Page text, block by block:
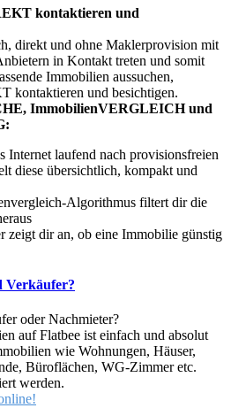
kontaktieren und
direkt und ohne Maklerprovision mit
in Kontakt treten und somit
Immobilien aussuchen,
kontaktieren und besichtigen.
ImmobilienVERGLEICH und
Internet laufend nach provisionsfreien
diese übersichtlich, kompakt und
Algorithmus filtert dir die
zeigt dir an, ob eine Immobilie günstig
Verkäufer?
oder Nachmieter?
auf Flatbee ist einfach und absolut
wie Wohnungen, Häuser,
Büroflächen, WG-Zimmer etc.
werden.